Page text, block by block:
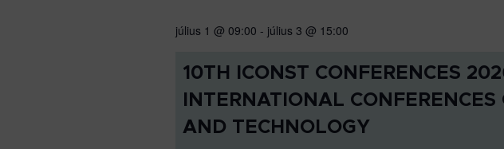
július 1 @ 09:00 - július 3 @ 15:00
10TH ICONST CONFERENCES
INTERNATIONAL CONFERENCES
AND TECHNOLOGY